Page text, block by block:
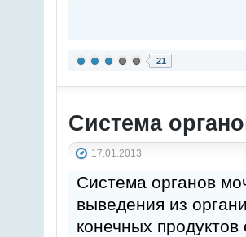
21
Система
17.01.2013
Система органов
выведения из
конечных